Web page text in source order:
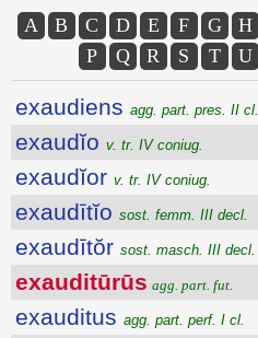
A B C D E F G H
P
Q R S T U
exaudiens agg. part. pres. II cl.
exaudĭo v. tr. IV coniug.
exaudĭor v. tr. IV coniug.
exaudītĭo sost. femm. III decl.
exaudītŏr sost. masch. III decl.
exauditūrūs agg. part. fut.
exauditus agg. part. perf. I cl.